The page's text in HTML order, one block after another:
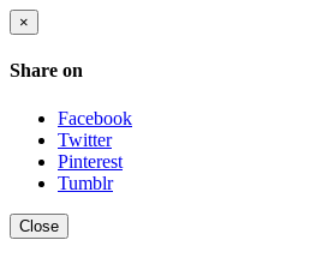
×
Share on
Facebook
Twitter
Pinterest
Tumblr
Close